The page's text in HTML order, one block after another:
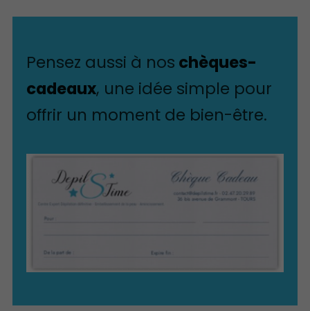
Pensez aussi à nos chèques-
cadeaux, une idée simple pour
offrir un moment de bien-être.